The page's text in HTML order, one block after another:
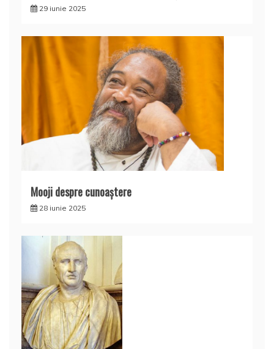
29 iunie 2025
Mooji despre cunoaştere
28 iunie 2025